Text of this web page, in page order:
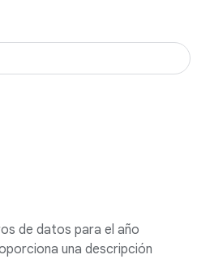
de datos para el año
una descripción